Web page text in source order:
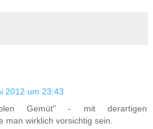
2012 um 23:43
Gemüt" - mit derartigen
man wirklich vorsichtig sein.